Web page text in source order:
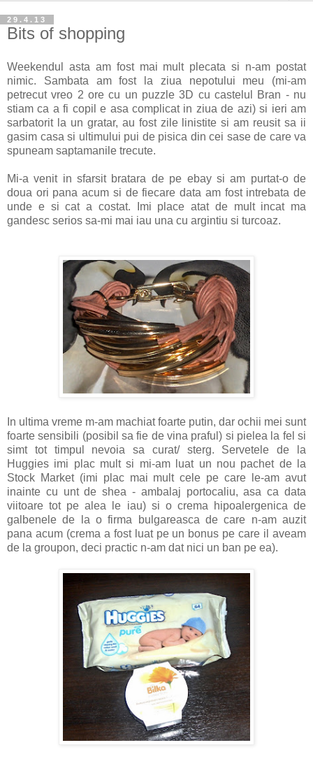
29.4.13
Bits of shopping
Weekendul asta am fost mai mult plecata si n-am postat
nimic. Sambata am fost la ziua nepotului meu (mi-am
petrecut vreo 2 ore cu un puzzle 3D cu castelul Bran - nu
stiam ca a fi copil e asa complicat in ziua de azi) si ieri am
sarbatorit la un gratar, au fost zile linistite si am reusit sa ii
gasim casa si ultimului pui de pisica din cei sase de care va
spuneam saptamanile trecute.
Mi-a venit in sfarsit bratara de pe ebay si am purtat-o de
doua ori pana acum si de fiecare data am fost intrebata de
unde e si cat a costat. Imi place atat de mult incat ma
gandesc serios sa-mi mai iau una cu argintiu si turcoaz.
In ultima vreme m-am machiat foarte putin, dar ochii mei sunt
foarte sensibili (posibil sa fie de vina praful) si pielea la fel si
simt tot timpul nevoia sa curat/ sterg. Servetele de la
Huggies imi plac mult si mi-am luat un nou pachet de la
Stock Market (imi plac mai mult cele pe care le-am avut
inainte cu unt de shea - ambalaj portocaliu, asa ca data
viitoare tot pe alea le iau) si o crema hipoalergenica de
galbenele de la o firma bulgareasca de care n-am auzit
pana acum (crema a fost luat pe un bonus pe care il aveam
de la groupon, deci practic n-am dat nici un ban pe ea).